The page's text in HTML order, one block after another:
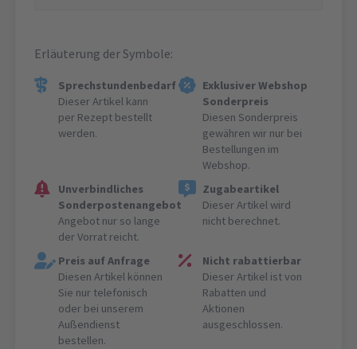
Erläuterung der Symbole:
Sprechstundenbedarf
Dieser Artikel kann
per Rezept bestellt
werden.
Exklusiver Webshop
Sonderpreis
Diesen Sonderpreis
gewähren wir nur bei
Bestellungen im
Webshop.
Unverbindliches
Sonderpostenangebot
Angebot nur so lange
der Vorrat reicht.
Zugabeartikel
Dieser Artikel wird
nicht berechnet.
Preis auf Anfrage
Diesen Artikel können
Sie nur telefonisch
oder bei unserem
Außendienst
bestellen.
Nicht rabattierbar
Dieser Artikel ist von
Rabatten und
Aktionen
ausgeschlossen.